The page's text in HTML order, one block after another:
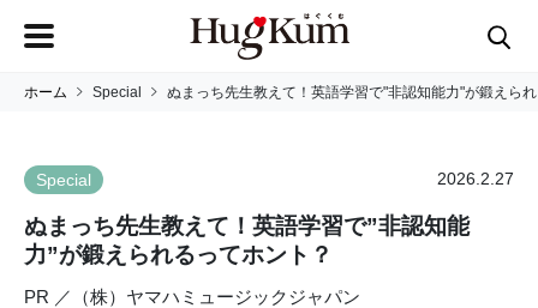
ホーム Special ぬまっち先生教えて！英語学習で"非認知能力"が鍛えら
Special 2026.2.27
ぬまっち先生教えて！英語学習で”非認知能
力”が鍛えられるってホント？
PR ／（株）ヤマハミュージックジャパン